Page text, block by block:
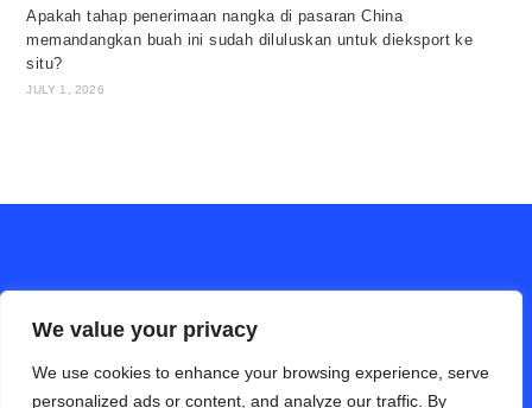
We value your privacy
We use cookies to enhance your browsing experience, serve
personalized ads or content, and analyze our traffic. By
Apakah tahap penerimaan nangka di pasaran China
memandangkan buah ini sudah diluluskan untuk dieksport ke
situ?
JULY 1, 2026